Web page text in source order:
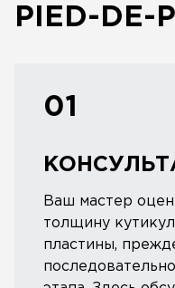
PIED-DE-
01
Ваш мастер
толщину
пластины,